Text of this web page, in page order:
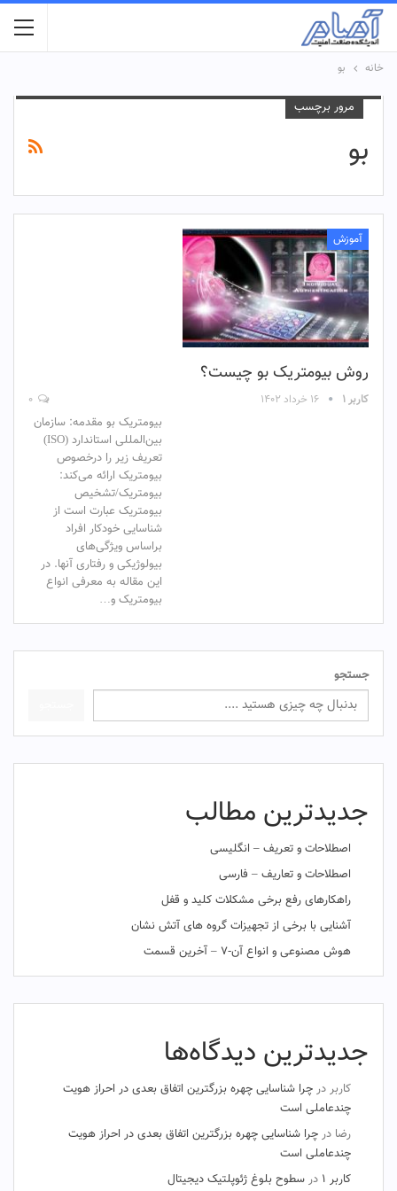
خانه بو
مرور برچسب
بو
آموزش
روش بیومتریک بو چیست؟
کاربر ۱ ۱۶ خرداد ۱۴۰۲
بیومتریک بو مقدمه: سازمان
بین‌المللی استاندارد (ISO)
تعریف زیر را درخصوص
بیومتریک ارائه می‌کند:
بیومتریک/تشخیص
بیومتریک عبارت است از
شناسایی خودکار افراد
براساس ویژگی‌های
بیولوژیکی و رفتاری آنها. در
این مقاله به معرفی انواع
بیومتریک و…
جستجو
جدیدترین مطالب
اصطلاحات و تعریف – انگلیسی
اصطلاحات و تعاریف – فارسی
راهکارهای رفع برخی مشکلات کلید و قفل
آشنایی با برخی از تجهیزات گروه های آتش نشان
هوش مصنوعی و انواع آن-۷ – آخرین قسمت
جدیدترین دیدگاه‌ها
کاربر در چرا شناسایی چهره بزرگترین اتفاق بعدی در احراز هویت
چندعاملی است
رضا در چرا شناسایی چهره بزرگترین اتفاق بعدی در احراز هویت
چندعاملی است
کاربر ۱
در سطوح بلوغ ژئوپلتیک دیجیتال